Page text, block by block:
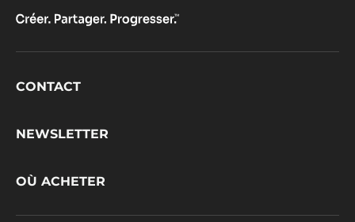
Footer
CONTACT
NEWSLETTER
OÙ ACHETER